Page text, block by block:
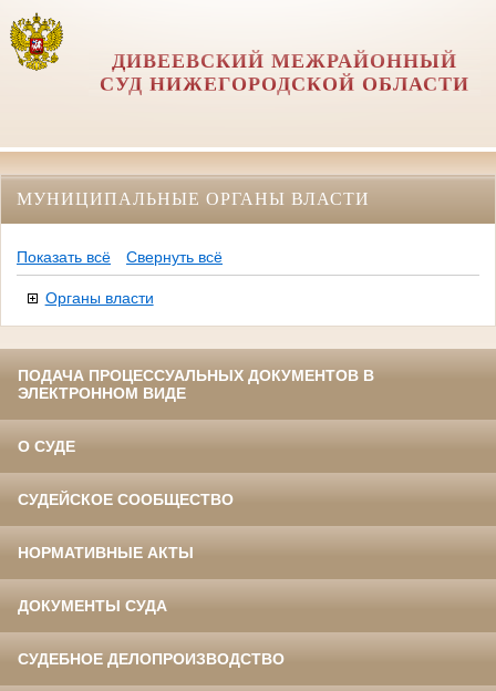
ДИВЕЕВСКИЙ МЕЖРАЙОННЫЙ
СУД НИЖЕГОРОДСКОЙ ОБЛАСТИ
МУНИЦИПАЛЬНЫЕ ОРГАНЫ ВЛАСТИ
Показать всё Свернуть всё
Органы власти
ПОДАЧА ПРОЦЕССУАЛЬНЫХ ДОКУМЕНТОВ В
ЭЛЕКТРОННОМ ВИДЕ
О СУДЕ
СУДЕЙСКОЕ СООБЩЕСТВО
НОРМАТИВНЫЕ АКТЫ
ДОКУМЕНТЫ СУДА
СУДЕБНОЕ ДЕЛОПРОИЗВОДСТВО